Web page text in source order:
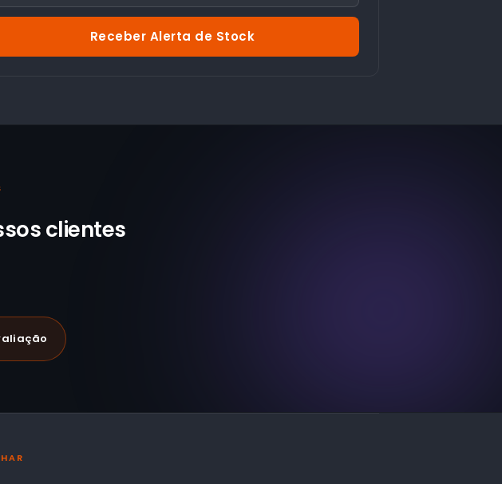
Receber Alerta de Stock
clientes